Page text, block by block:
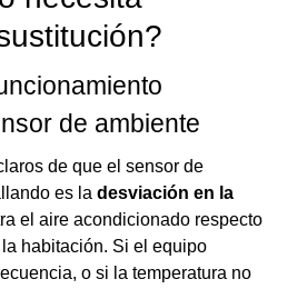
de ambiente
de que el sensor de
es la desviación en la
el aire acondicionado respecto
habitación. Si el equipo
o si la temperatura no